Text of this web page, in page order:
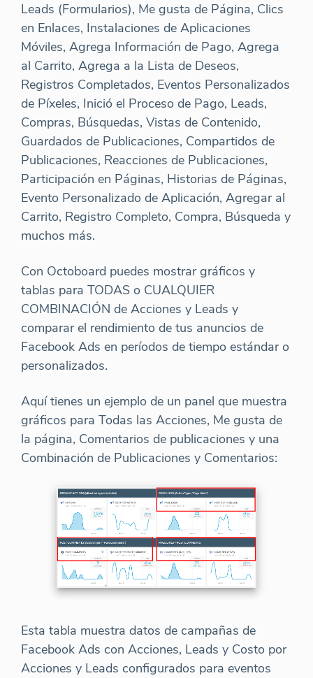
Leads (Formularios), Me gusta de Página, Clics
en Enlaces, Instalaciones de Aplicaciones
Móviles, Agrega Información de Pago, Agrega
al Carrito, Agrega a la Lista de Deseos,
Registros Completados, Eventos Personalizados
de Píxeles, Inició el Proceso de Pago, Leads,
Compras, Búsquedas, Vistas de Contenido,
Guardados de Publicaciones, Compartidos de
Publicaciones, Reacciones de Publicaciones,
Participación en Páginas, Historias de Páginas,
Evento Personalizado de Aplicación, Agregar al
Carrito, Registro Completo, Compra, Búsqueda y
muchos más.
Con Octoboard puedes mostrar gráficos y
tablas para TODAS o CUALQUIER
COMBINACIÓN de Acciones y Leads y
comparar el rendimiento de tus anuncios de
Facebook Ads en períodos de tiempo estándar o
personalizados.
Aquí tienes un ejemplo de un panel que muestra
gráficos para Todas las Acciones, Me gusta de
la página, Comentarios de publicaciones y una
Combinación de Publicaciones y Comentarios:
Esta tabla muestra datos de campañas de
Facebook Ads con Acciones, Leads y Costo por
Acciones y Leads configurados para eventos